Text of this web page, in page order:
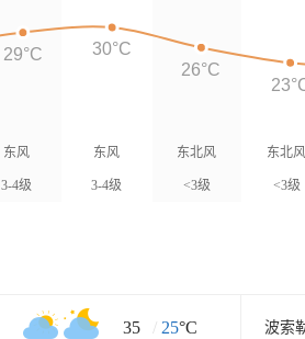
东风
3-4级
东风
3-4级
东北风
<3级
东北
<3级
29°C 30°C
26°C
35 / 25°C 波索